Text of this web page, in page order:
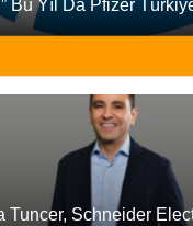
Bu Yıl Da Pfizer
Tuncer, Schneider